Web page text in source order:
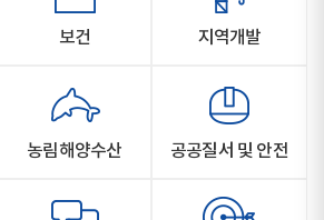
보건 지역개발
농림해양수산 공공질서 및 안전